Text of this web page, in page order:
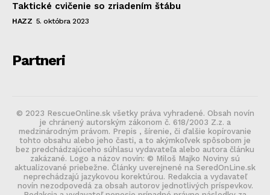
Taktické cvičenie so zriadením štábu
HAZZ 5. októbra 2023
Partneri
© 2023 RescueOnline.sk všetky práva vyhradené. Obsah novín
je chránený autorským zákonom č. 618/2003 Z.z. a
medzinárodným právom. Prepis , šírenie, či ďalšie kopírovanie
tohto obsahu alebo jeho časti, a to akýmkoľvek spôsobom je
bez predchádzajúceho súhlasu vydavateľa alebo autora článku
zakázané. Logo a názov novín: © Miloš Majko Noviny sú
aktualizované priebežne. Články uverejnené na SeredOnLine.sk
neprechádzajú jazykovou korektúrou. Redakcia a vydavateľ
novín nezodpovedá za obsah autorov jednotlivých príspevkov.